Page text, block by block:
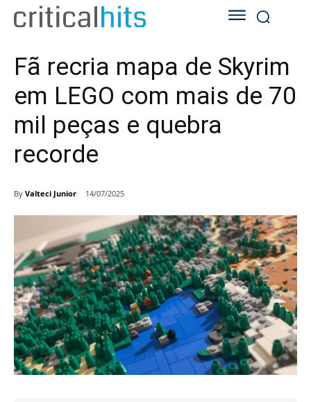
Fã recria mapa de Skyrim
em LEGO com mais de 70
mil peças e quebra
recorde
By Valteci Junior 14/07/2025